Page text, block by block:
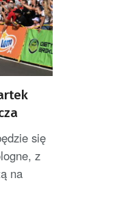
się
z
na